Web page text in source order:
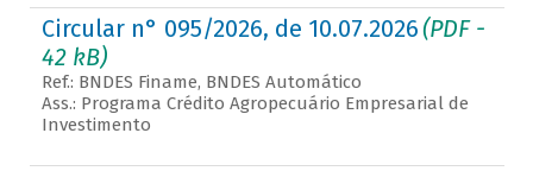
Circular n° 095/2026, de 10.07.2026(PDF -
42 kB)
Ref.: BNDES Finame, BNDES Automático
Ass.: Programa Crédito Agropecuário Empresarial de
Investimento